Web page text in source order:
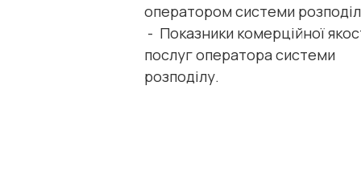
оператором системи
- Показники комерційної
послуг оператора системи
розподілу.